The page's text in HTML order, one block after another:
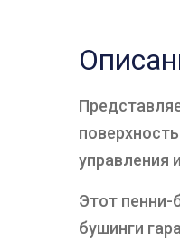
управления
Этот пенни-
бушинги